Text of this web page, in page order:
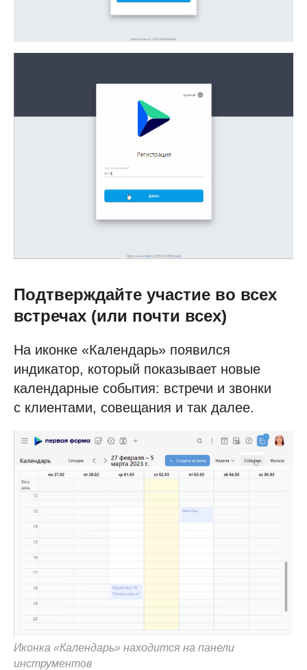
Подтверждайте участие во всех
встречах (или почти всех)
На иконке «Календарь» появился
индикатор, который показывает новые
календарные события: встречи и звонки
с клиентами, совещания и так далее.
Иконка «Календарь» находится на панели
инструментов